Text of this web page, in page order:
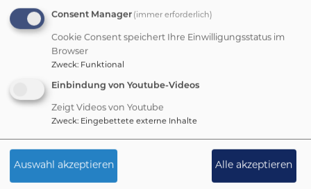
Luth. Kirche in Bayern (ELKB)
Consent Manager (immer erforderlich)
Cookie Consent speichert Ihre Einwilligungsstatus im
Browser
Zweck: Funktional
Einbindung von Youtube-Videos
Zeigt Videos von Youtube
Zweck: Eingebettete externe Inhalte
Auswahl akzeptieren Alle akzeptieren